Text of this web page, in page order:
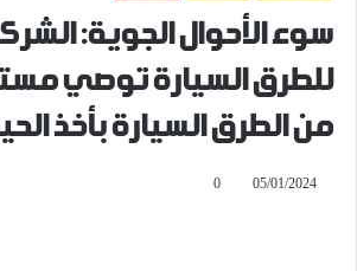
سوء الأحوال الجوية:
للطرق السيارة توصي
من الطرق السيارة بأخذ
05/01/2024
0